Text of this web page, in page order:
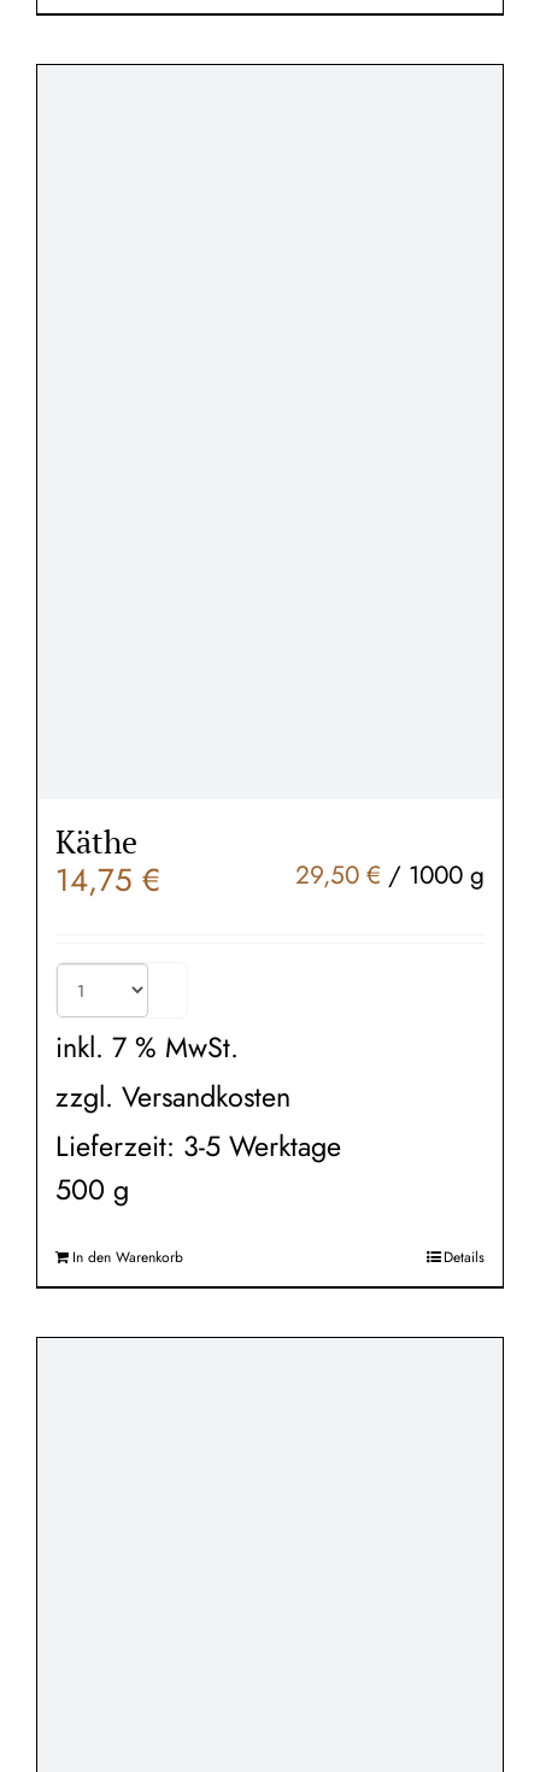
Käthe
14,75 € 29,50 € / 1000 g
inkl. 7 % MwSt.
zzgl. Versandkosten
Lieferzeit: 3-5 Werktage
500 g
In den Warenkorb Details